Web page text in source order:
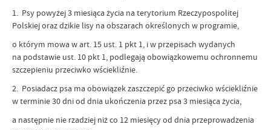
1. Psy powyżej 3 miesiąca życia na terytorium Rzeczypospolitej
Polskiej oraz dzikie lisy na obszarach określonych w programie,
o którym mowa w art. 15 ust. 1 pkt 1, i w przepisach wydanych
na podstawie ust. 10 pkt 1, podlegają obowiązkowemu ochronnemu
szczepieniu przeciwko wściekliźnie.
2. Posiadacz psa ma obowiązek zaszczepić go przeciwko wściekliźnie
w terminie 30 dni od dnia ukończenia przez psa 3 miesiąca życia,
a następnie nie rzadziej niż co 12 miesięcy od dnia przeprowadzenia